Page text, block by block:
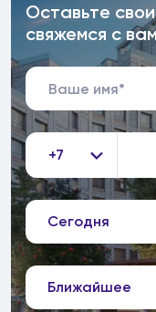
Оставьте
свяжемся с
+7
Сегодня
Ближайшее